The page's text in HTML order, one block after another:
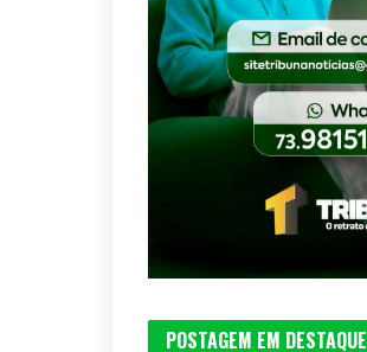
POSTAGEM EM DESTAQUE